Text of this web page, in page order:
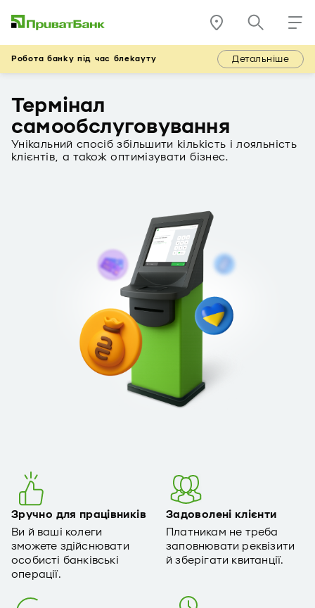
Робота банку під час блекауту Детальніше
Термінал
самообслуговування
Унікальний спосіб збільшити кількість і лояльність
клієнтів, а також оптимізувати бізнес.
Зручно для працівників
Ви й ваші колеги
зможете здійснювати
особисті банківські
операції.
Задоволені клієнти
Платникам не треба
заповнювати реквізити
й зберігати квитанції.